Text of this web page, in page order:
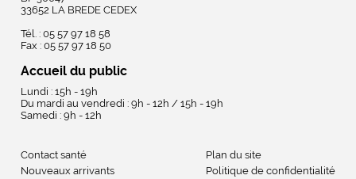
33652 LA BREDE CEDEX
Tél. : 05 57 97 18 58
Fax : 05 57 97 18 50
Accueil du public
Lundi : 15h - 19h
Du mardi au vendredi : 9h - 12h / 15h - 19h
Samedi : 9h - 12h
Contact santé
Nouveaux arrivants
Plan du site
Politique de confidentialité